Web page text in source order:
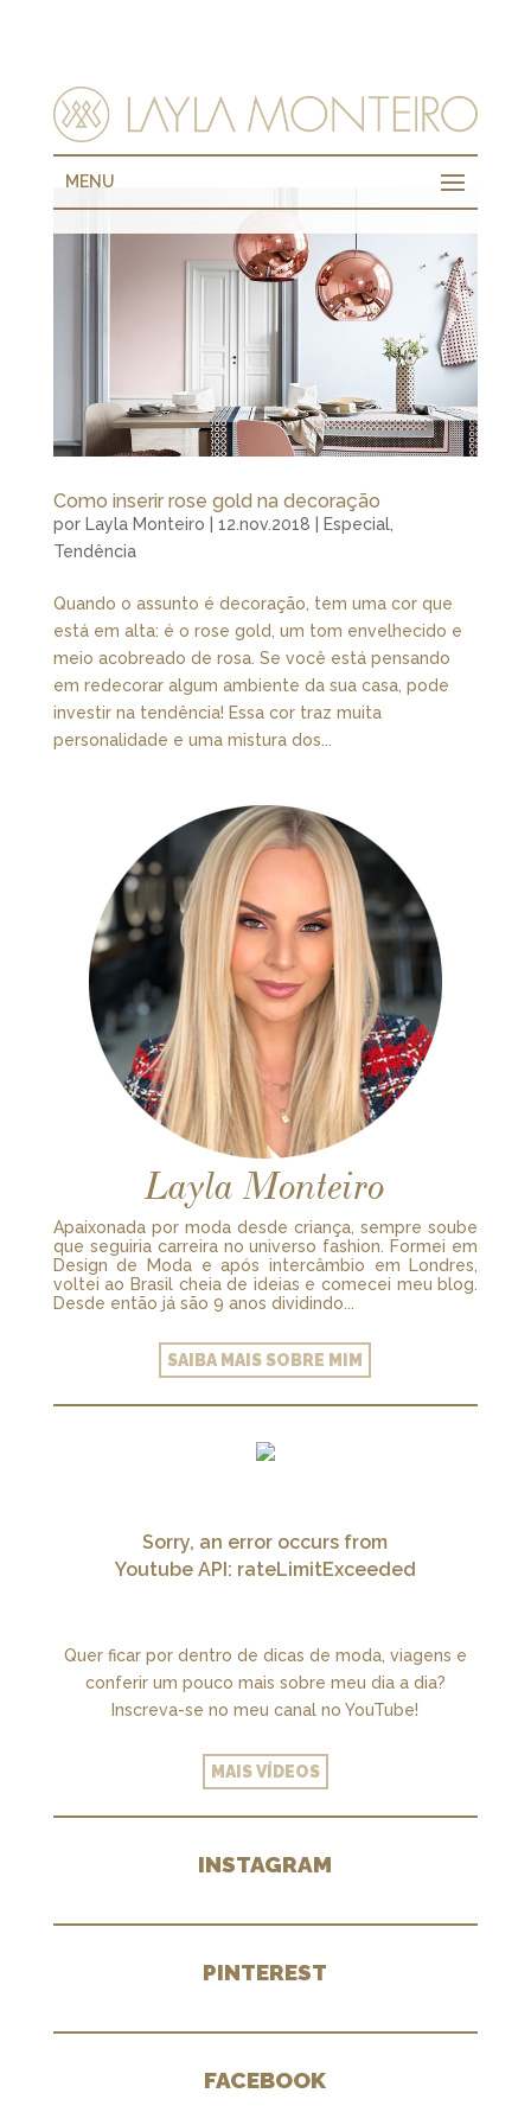
MENU
Como inserir rose gold na decoração
por Layla Monteiro 12.nov.2018 Especial,
Tendência
Quando o assunto é decoração, tem uma cor que
está em alta: é o rose gold, um tom envelhecido e
meio acobreado de rosa. Se você está pensando
em redecorar algum ambiente da sua casa, pode
investir na tendência! Essa cor traz muita
personalidade e uma mistura dos...
Layla Monteiro
Apaixonada por moda desde criança, sempre soube
que seguiria carreira no universo fashion. Formei em
Design de Moda e após intercâmbio em Londres,
voltei ao Brasil cheia de ideias e comecei meu blog.
Desde então já são 9 anos dividindo...
SAIBA MAIS SOBRE MIM
Sorry, an error occurs from
Youtube API: rateLimitExceeded
Quer ficar por dentro de dicas de moda, viagens e
conferir um pouco mais sobre meu dia a dia?
Inscreva-se no meu canal no YouTube!
MAIS VÍDEOS
INSTAGRAM
PINTEREST
FACEBOOK